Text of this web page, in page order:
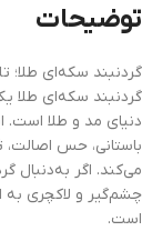
توضیحات
گردنبند سکه‌ای طلا؛
گردنبند سکه‌ای طلا
دنیای مد و طلا است.
باستانی، حس اصالت،
می‌کند. اگر به‌دنبال
چشم‌گیر و لاکچری به
است.